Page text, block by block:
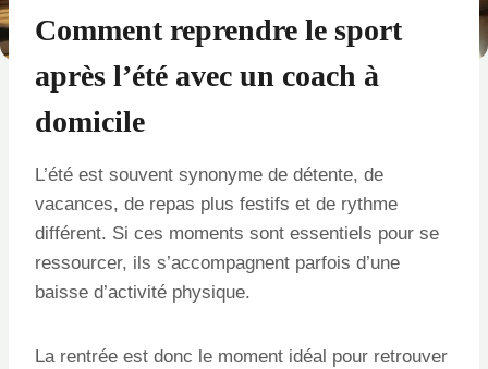
Comment reprendre le sport
après l’été avec un coach à
domicile
L’été est souvent synonyme de détente, de
vacances, de repas plus festifs et de rythme
différent. Si ces moments sont essentiels pour se
ressourcer, ils s’accompagnent parfois d’une
baisse d’activité physique.
La rentrée est donc le moment idéal pour retrouver